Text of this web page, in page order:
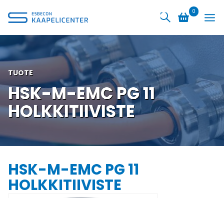
sisältöön
0
TUOTE
HSK-M-EMC PG 11
HOLKKITIIVISTE
HSK-M-EMC PG 11
HOLKKITIIVISTE